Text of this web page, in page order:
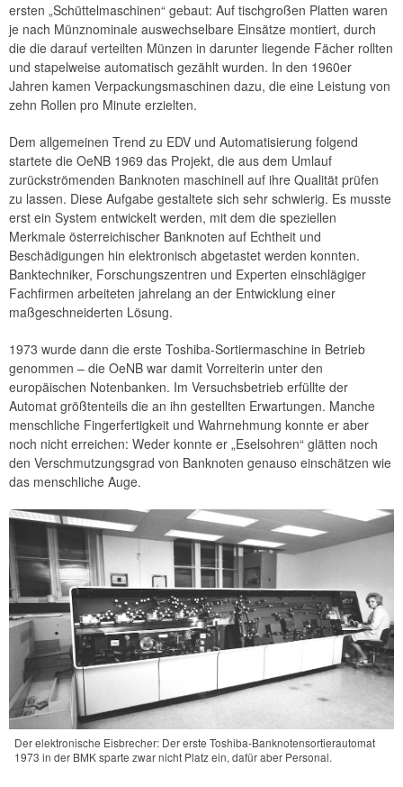
ersten „Schüttelmaschinen“ gebaut: Auf tischgroßen Platten waren
je nach Münznominale auswechselbare Einsätze montiert, durch
die die darauf verteilten Münzen in darunter liegende Fächer rollten
und stapelweise automatisch gezählt wurden. In den 1960er
Jahren kamen Verpackungsmaschinen dazu, die eine Leistung von
zehn Rollen pro Minute erzielten.
Dem allgemeinen Trend zu EDV und Automatisierung folgend
startete die OeNB 1969 das Projekt, die aus dem Umlauf
zurückströmenden Banknoten maschinell auf ihre Qualität prüfen
zu lassen. Diese Aufgabe gestaltete sich sehr schwierig. Es musste
erst ein System entwickelt werden, mit dem die speziellen
Merkmale österreichischer Banknoten auf Echtheit und
Beschädigungen hin elektronisch abgetastet werden konnten.
Banktechniker, Forschungszentren und Experten einschlägiger
Fachfirmen arbeiteten jahrelang an der Entwicklung einer
maßgeschneiderten Lösung.
1973 wurde dann die erste Toshiba-Sortiermaschine in Betrieb
genommen – die OeNB war damit Vorreiterin unter den
europäischen Notenbanken. Im Versuchsbetrieb erfüllte der
Automat größtenteils die an ihn gestellten Erwartungen. Manche
menschliche Fingerfertigkeit und Wahrnehmung konnte er aber
noch nicht erreichen: Weder konnte er „Eselsohren“ glätten noch
den Verschmutzungsgrad von Banknoten genauso einschätzen wie
das menschliche Auge.
Der elektronische Eisbrecher: Der erste Toshiba-Banknotensortierautomat
1973 in der BMK sparte zwar nicht Platz ein, dafür aber Personal.